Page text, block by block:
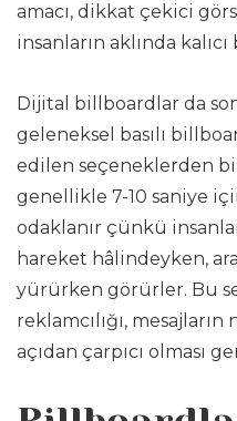
amacı, dikkat çekici
insanların aklında
Dijital billboardlar da
geleneksel basılı
edilen seçeneklerden
genellikle 7-10 saniye
odaklanır çünkü
hareket hâlindeyken,
yürürken görürler. Bu
reklamcılığı, mesajların
açıdan çarpıcı olması